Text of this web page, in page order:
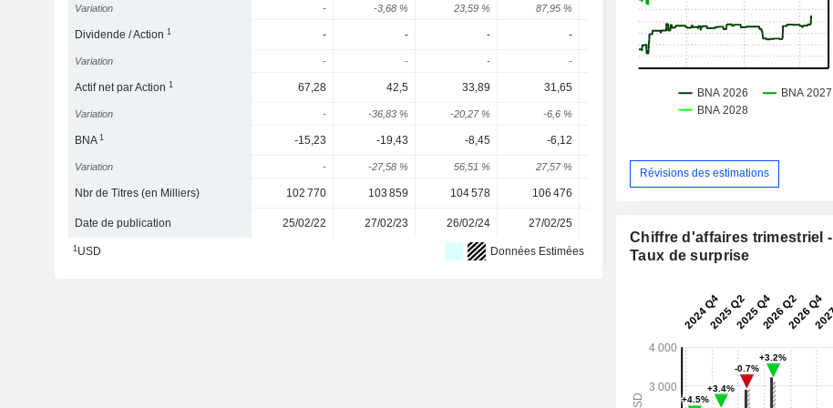
Variation - -3,68 % 23,59 % 87,95 % - - -11,5 %
Dividende / Action1 - - - - - - -
Variation - - - - -
Actif net par Action1 67,28 42,5 33,89 31,65 46,73 58,46
Variation - -36,83 % -20,27 % -6,6 % 21,56 %
BNA1 -15,23 -19,43 -8,45 -6,12
Variation - -27,58 % 56,51 % 27,57 % 141,34 % 194,19 %
Nbr de Titres (en Milliers) 102 770 103 859 104 578 106 476
Date de publication 25/02/22 27/02/23 26/02/24 27/02/25
1USD Données Estimées
Révisions des estimations
Chiffre d'affaires trimestriel -
Taux de surprise